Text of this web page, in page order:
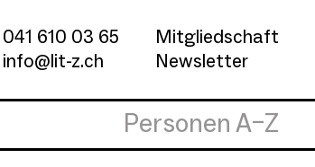
041 610 03 65
info@lit-z.ch
Mitgliedschaft
Newsletter
Personen A–Z